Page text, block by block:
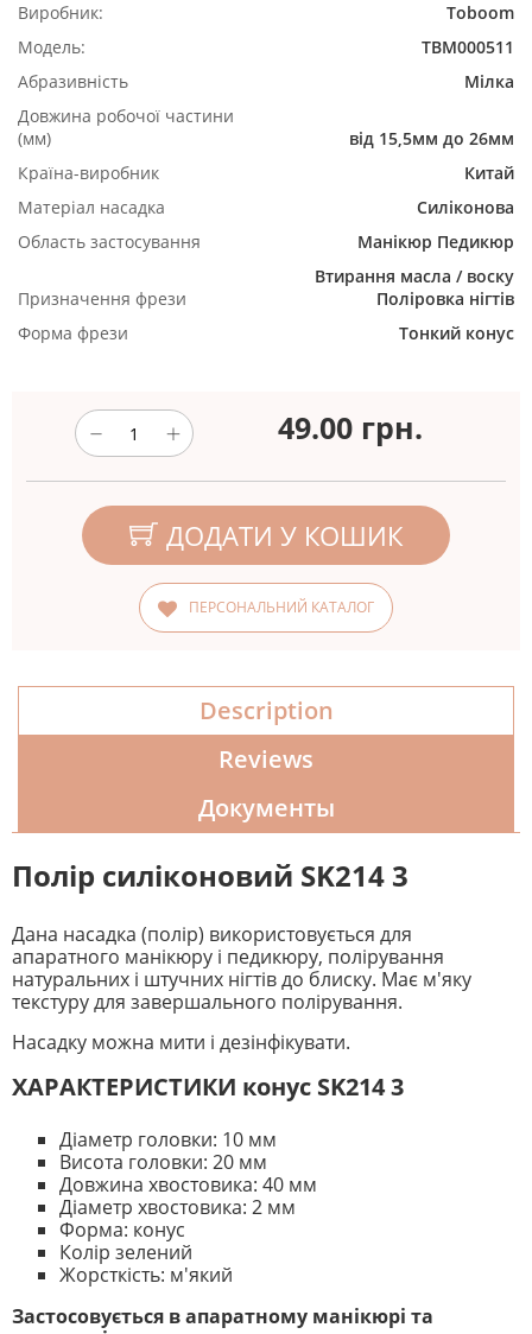
Виробник:
Toboom
Модель:
TBM000511
Абразивність
Мілка
Довжина робочої частини
(мм)
від 15,5мм до 26мм
Країна-виробник
Китай
Матеріал насадка
Силіконова
Область застосування
Манікюр Педикюр
Призначення фрези
Втирання масла / воску
Поліровка нігтів
Форма фрези
Тонкий конус
49.00 грн.
ДОДАТИ У КОШИК
ПЕРСОНАЛЬНИЙ КАТАЛОГ
Description
Reviews
Документы
Полір силіконовий SK214 3
Дана насадка (полір) використовується для
апаратного манікюру і педикюру, полірування
натуральних і штучних нігтів до блиску. Має м'яку
текстуру для завершального полірування.
Насадку можна мити і дезінфікувати.
ХАРАКТЕРИСТИКИ конус SK214 3
Діаметр головки: 10 мм
Висота головки: 20 мм
Довжина хвостовика: 40 мм
Діаметр хвостовика: 2 мм
Форма: конус
Колір зелений
Жорсткість: м'який
Застосовується в апаратному манікюрі та